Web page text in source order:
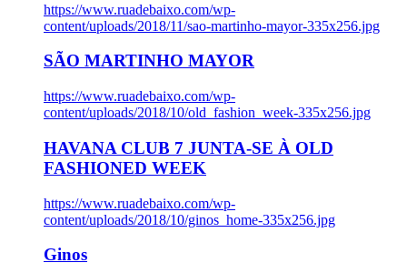
https://www.ruadebaixo.com/wp-
content/uploads/2018/11/sao-martinho-mayor-335x256.jpg
SÃO MARTINHO MAYOR
https://www.ruadebaixo.com/wp-
content/uploads/2018/10/old_fashion_week-335x256.jpg
HAVANA CLUB 7 JUNTA-SE À OLD
FASHIONED WEEK
https://www.ruadebaixo.com/wp-
content/uploads/2018/10/ginos_home-335x256.jpg
Ginos